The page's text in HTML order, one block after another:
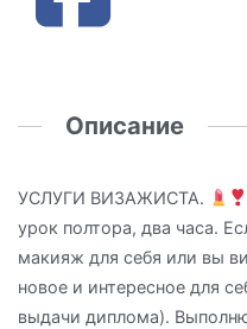
Описание
УСЛУГИ ВИЗАЖИСТА.
урок полтора, два часа.
макияж для себя или вы
новое и интересное для
выдачи диплома).